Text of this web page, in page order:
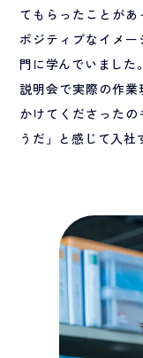
てもらったことがあ
ポジティブなイメ
門に学んでいました。
説明会で実際の作
かけてくださった
うだ」と感じて入社